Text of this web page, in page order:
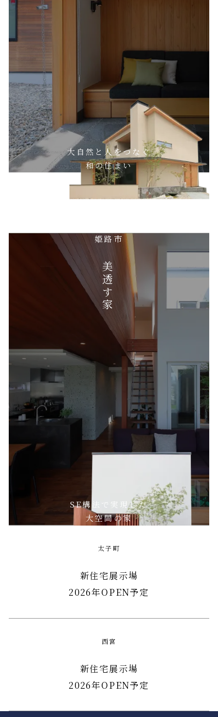
大自然と人をつなぐ
和の住まい
姫路市
美透す家
SE構法で実現した
大空間の家
太子町
新住宅展示場
2026年OPEN予定
西宮
新住宅展示場
2026年OPEN予定